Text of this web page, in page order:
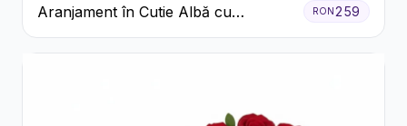
Aranjament în Cutie Albă cu
Trandafiri Roșii și Lisianthus
RON259